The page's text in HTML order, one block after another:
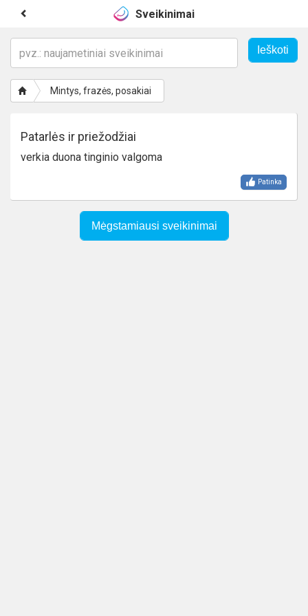
Sveikinimai
Mintys, frazės, posakiai
Patarlės ir priežodžiai
verkia duona tinginio valgoma
Patinka
Mėgstamiausi sveikinimai